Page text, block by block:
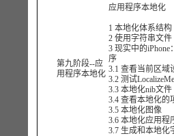
第九阶段--应
用程序本地化
应用程序本地化
1 本地化体系结构
2 使用字符串文件
3 现实中的
序
3.1 查看当前区域
3.2 测试LocalizeMe
3.3 本地化nib文件
3.4 查看本地化的
3.5 本地化图像
3.6 本地化应用程
3.7 生成和本地化